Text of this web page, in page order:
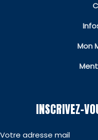
Mon
INSCRIVEZ-